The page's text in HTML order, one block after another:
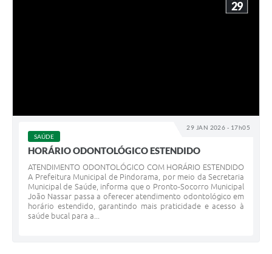
29 JAN 2026 - 17h05
29
SAÚDE
HORÁRIO ODONTOLÓGICO ESTENDIDO
ATENDIMENTO ODONTOLÓGICO COM HORÁRIO ESTENDIDO
A Prefeitura Municipal de Pindorama, por meio da Secretaria
Municipal de Saúde, informa que o Pronto-Socorro Municipal
João Nassar passa a oferecer atendimento odontológico em
horário estendido, garantindo mais praticidade e acesso à
saúde bucal para a...